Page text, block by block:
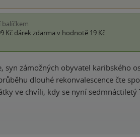
balíčkem
Kč dárek zdarma v hodnotě 19 Kč
syn zámožných obyvatel karibského
dlouhé rekonvalescence čte
ve chvíli, kdy se nyní sedmnáctiletý